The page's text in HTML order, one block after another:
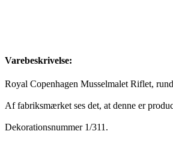
Varebeskrivelse:
Royal Copenhagen Musselmalet Riflet,
Af fabriksmærket ses det, at denne er
Dekorationsnummer 1/311.